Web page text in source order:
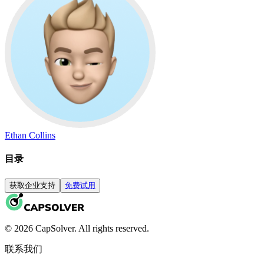
Ethan Collins
目录
获取企业支持 免费试用
© 2026 CapSolver. All rights reserved.
联系我们